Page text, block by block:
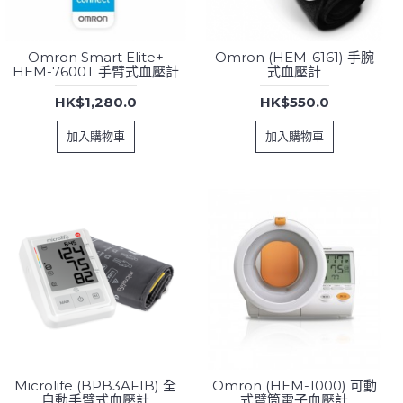
Omron Smart Elite+
HEM-7600T 手臂式血壓計
HK$1,280.0
加入購物車
Omron (HEM-6161) 手腕
式血壓計
HK$550.0
加入購物車
Microlife (BPB3AFIB) 全
自動手臂式血壓計
Omron (HEM-1000) 可動
式臂筒電子血壓計